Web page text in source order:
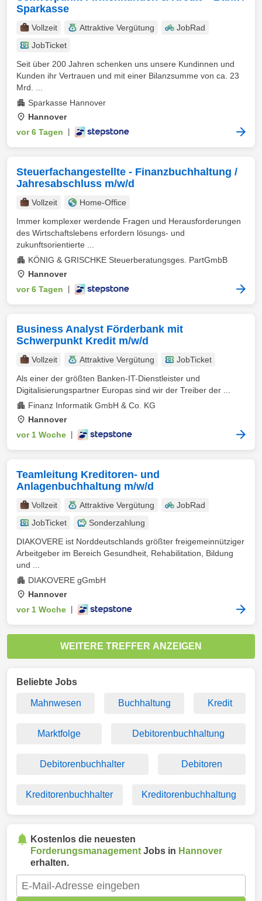
Sparkasse
Vollzeit Attraktive Vergütung
JobRad
JobTicket
Seit über 200 Jahren schenken uns unsere Kundinnen und
Kunden ihr Vertrauen und mit einer Bilanzsumme von ca. 23
Mrd. ...
Sparkasse Hannover
Hannover
vor 6 Tagen
Steuerfachangestellte - Finanzbuchhaltung /
Jahresabschluss m/w/d
Vollzeit
Home-Office
Immer komplexer werdende Fragen und Herausforderungen
des Wirtschaftslebens erfordern lösungs- und
zukunftsorientierte ...
KÖNIG & GRISCHKE Steuerberatungsges. PartGmbB
Hannover
vor 6 Tagen
Business Analyst Förderbank mit
Schwerpunkt Kredit m/w/d
Vollzeit Attraktive Vergütung
JobTicket
Als einer der größten Banken-IT-Dienstleister und
Digitalisierungspartner Europas sind wir der Treiber der ...
Finanz Informatik GmbH & Co. KG
Hannover
vor 1 Woche
Teamleitung Kreditoren- und
Anlagenbuchhaltung m/w/d
Vollzeit Attraktive Vergütung
JobRad
JobTicket
Sonderzahlung
DIAKOVERE ist Norddeutschlands größter freigemeinnütziger
Arbeitgeber im Bereich Gesundheit, Rehabilitation, Bildung
und ...
DIAKOVERE gGmbH
Hannover
vor 1 Woche
WEITERE TREFFER ANZEIGEN
Beliebte Jobs
Mahnwesen Buchhaltung Kredit
Marktfolge Debitorenbuchhaltung
Debitorenbuchhalter Debitoren
Kreditorenbuchhalter Kreditorenbuchhaltung
Kostenlos die neuesten
Forderungsmanagement Jobs in Hannover
erhalten.